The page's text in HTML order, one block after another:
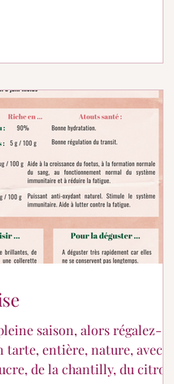
saison, alors régalez-
tarte, entière, nature, avec un
de la chantilly, du citron,